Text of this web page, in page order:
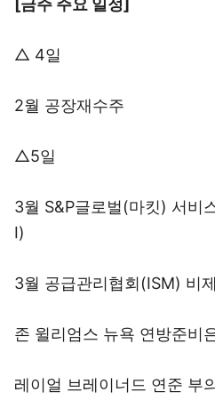
[금주 주요 일정]
△ 4일
2월 공장재수주
△5일
3월 S&P글로벌(마킷) 서비
I)
3월 공급관리협회(ISM) 비
존 윌리엄스 뉴욕 연방준비
레이얼 브레이너드 연준 부